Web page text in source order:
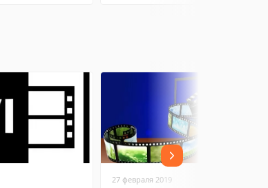
27 февраля 2019